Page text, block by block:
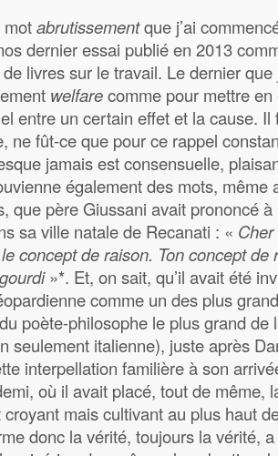
motabrutissementque j’ai
dernier essai publié en 2013
livres sur le travail. Le dernier que
welfarecomme pour mettre
entre un certain effet et la cause. Il
ne fût-ce que pour ce rappel
jamais est consensuelle,
également des mots, même
que père Giussani avait prononcé
sa ville natale de Recanati : « Cher
concept de raison. Ton concept de
»*. Et, on sait, qu’il avait été
comme un des plus
poète-philosophe le plus grand de
seulement italienne), juste après
interpellation familière à son
où il avait placé, tout de même,
mais cultivant au plus haut
donc la vérité, toujours la vérité,